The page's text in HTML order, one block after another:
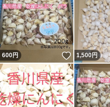
600円 いいね！
1,500円